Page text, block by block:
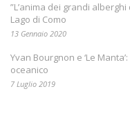
”L’anima dei grandi alberghi
Lago di Como
13 Gennaio 2020
Yvan Bourgnon e ‘Le
oceanico
7 Luglio 2019